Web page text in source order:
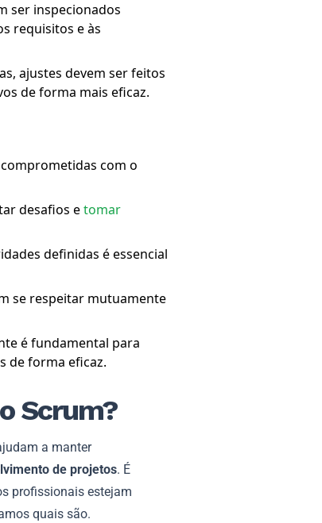
ser inspecionados
requisitos e às
ajustes devem ser feitos
de forma mais eficaz.
com o
desafios etomar
definidas é essencial
se respeitar mutuamente
é fundamental para
de forma eficaz.
Scrum?
a manter
de projetos. É
profissionais estejam
quais são.